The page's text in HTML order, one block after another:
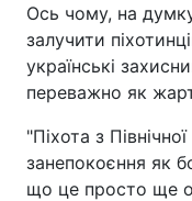
Ось чому, на
залучити
українські
переважно як
"Піхота з
занепокоєння як
що це просто ще